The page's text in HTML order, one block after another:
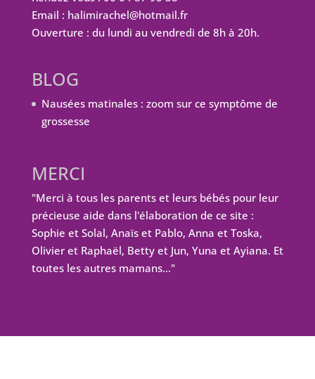
Email : halimirachel@hotmail.fr
Ouverture : du lundi au vendredi de 8h à 20h.
BLOG
Nausées matinales : zoom sur ce symptôme de
grossesse
MERCI
"Merci à tous les parents et leurs bébés pour leur
précieuse aide dans l'élaboration de ce site :
Sophie et Solal, Anaïs et Pablo, Anna et Toska,
Olivier et Raphaël, Betty et Jun, Yuna et Ayiana. Et
toutes les autres mamans…"